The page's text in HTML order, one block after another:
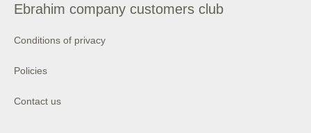
Ebrahim company customers club
Conditions of privacy
Policies
Contact us